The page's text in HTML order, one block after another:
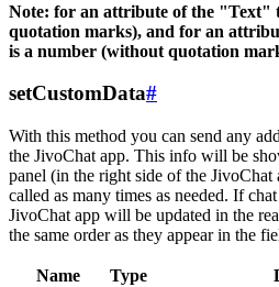
Note: for an attribute of the "Text"
quotation marks), and for an
is a number (without quotation
setCustomData#
With this method you can send any
the JivoChat app. This info will be
panel (in the right side of the JivoChat
called as many times as needed. If
JivoChat app will be updated in the
the same order as they appear in the
Name Type